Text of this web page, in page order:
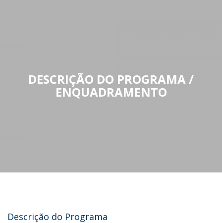
DESCRIÇÃO DO PROGRAMA /
ENQUADRAMENTO
Descrição do Programa